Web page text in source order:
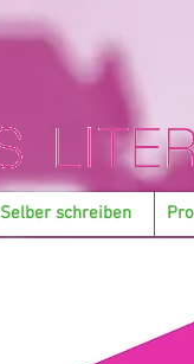
Selber schreiben